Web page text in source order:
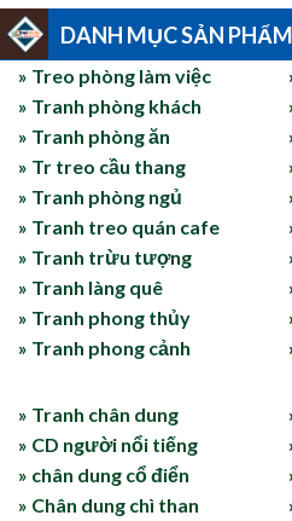
DANH MỤC SẢN PHẨM
» Treo phòng làm việc
» Tranh phòng khách
» Tranh phòng ăn
» Tr treo cầu thang
» Tranh phòng ngủ
» Tranh treo quán cafe
» Tranh trừu tượng
» Tranh làng quê
» Tranh phong thủy
» Tranh phong cảnh
» Tranh chân dung
» CD người nổi tiếng
» chân dung cổ điển
» Chân dung chì than